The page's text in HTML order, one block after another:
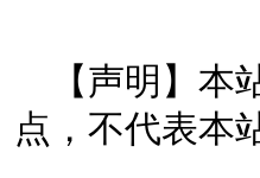
【声明】
点，不代表本